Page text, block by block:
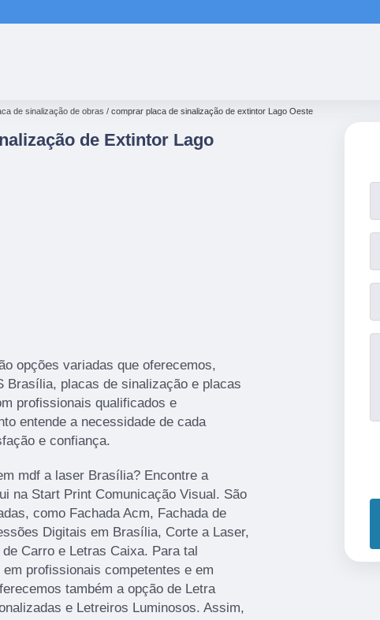
de sinalização de obras comprar placa de sinalização de extintor Lago Oeste
de Extintor Lago
opções variadas que oferecemos,
Brasília, placas de sinalização e placas
profissionais qualificados e
entende a necessidade de cada
e confiança.
mdf a laser Brasília? Encontre a
na Start Print Comunicação Visual. São
como Fachada Acm, Fachada de
Digitais em Brasília, Corte a Laser,
Carro e Letras Caixa. Para tal
profissionais competentes e em
também a opção de Letra
e Letreiros Luminosos. Assim,